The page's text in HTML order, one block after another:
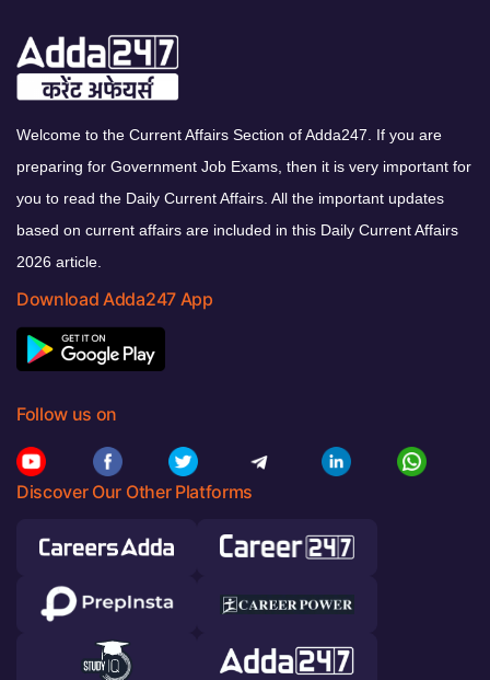
Welcome to the Current Affairs Section of Adda247. If you are
preparing for Government Job Exams, then it is very important for
you to read the Daily Current Affairs. All the important updates
based on current affairs are included in this Daily Current Affairs
2026 article.
Download Adda247 App
Follow us on
Discover Our Other Platforms